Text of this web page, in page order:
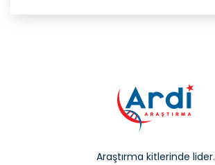
Araştırma kitlerinde lider.